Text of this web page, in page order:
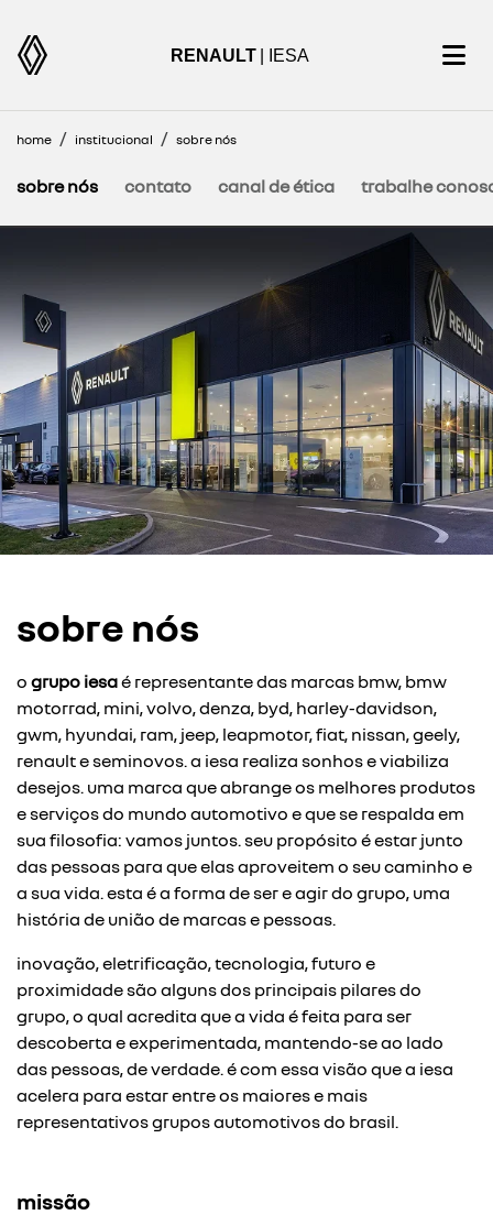
RENAULT | IESA
home institucional sobre nós
sobre nós contato canal de ética trabalhe
sobre nós
o grupo iesaé representante das marcas bmw, bmw
motorrad, mini, volvo, denza, byd, harley-davidson,
gwm, hyundai, ram, jeep, leapmotor, fiat, nissan, geely,
renault e seminovos. a iesa realiza sonhos e viabiliza
desejos. uma marca que abrange os melhores produtos
e serviços do mundo automotivo e que se respalda em
sua filosofia: vamos juntos. seu propósito é estar junto
das pessoas para que elas aproveitem o seu caminho e
a sua vida. esta é a forma de ser e agir do grupo, uma
história de união de marcas e pessoas.
inovação, eletrificação, tecnologia, futuro e
proximidade são alguns dos principais pilares do
grupo, o qual acredita que a vida é feita para ser
descoberta e experimentada, mantendo-se ao lado
das pessoas, de verdade. é com essa visão que a iesa
acelera para estar entre os maiores e mais
representativos grupos automotivos do brasil.
missão